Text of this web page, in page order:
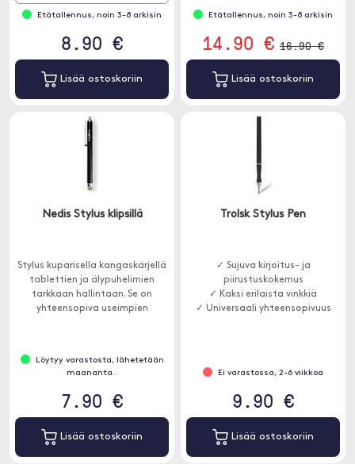
Etätallennus, noin 3-8 arkisin
8.90 €
Lisää ostoskoriin
Etätallennus, noin 3-8 arkisin
14.90 € 16.90 €
Lisää ostoskoriin
Nedis Stylus klipsillä
Stylus kuparisella kangaskärjellä
tablettien ja älypuhelimien
tarkkaan hallintaan. Se on
yhteensopiva useimpien
naarmuja, tahroja ja raitoja.
Löytyy varastosta, lähetetään
maananta..
7.90 €
Lisää ostoskoriin
Trolsk Stylus Pen
✓ Sujuva kirjoitus- ja
piirustuskokemus
✓ Kaksi erilaista vinkkiä
✓ Universaali yhteensopivuus
Ei varastossa, 2-6 viikkoa
9.90 €
Lisää ostoskoriin